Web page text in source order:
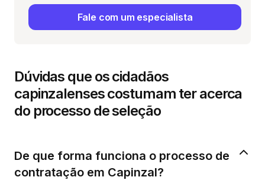
Dúvidas que os cidadãos
capinzalenses costumam ter acerca
do processo de seleção
De que forma funciona o processo de
contratação em Capinzal?
Fale com um especialista